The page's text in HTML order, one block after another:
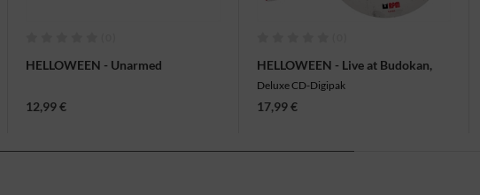
HELLOWEEN - Unarmed
12,99 €
HELLOWEEN - Live at Budokan,
2CD
Deluxe CD-Digipak
17,99 €